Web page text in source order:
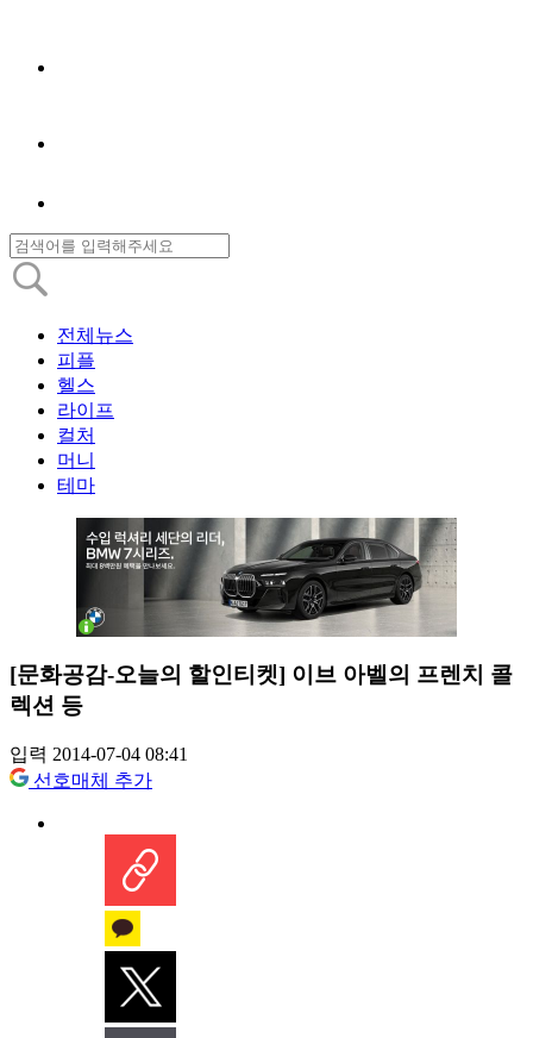
전체뉴스
피플
헬스
라이프
컬처
머니
테마
[문화공감-오늘의 할인티켓] 이브 아벨의 프렌치 콜
렉션 등
입력 2014-07-04 08:41
선호매체 추가